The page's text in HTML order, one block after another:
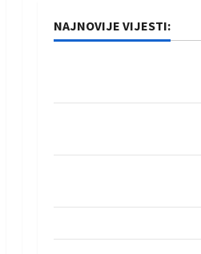
NAJNOVIJE VIJESTI: